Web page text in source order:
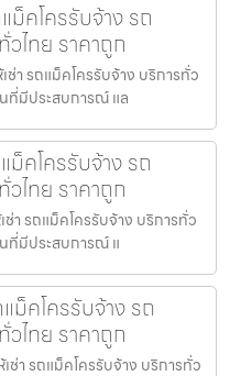
ม็คโครรับจ้าง รถ
ไทย ราคาถูก
ช่า รถแม็คโครรับจ้าง บริการทั่ว
ที่มีประสบการณ์ แล
ม็คโครรับจ้าง รถ
ไทย ราคาถูก
ช่า รถแม็คโครรับจ้าง บริการทั่ว
ที่มีประสบการณ์ แ
ม็คโครรับจ้าง รถ
ไทย ราคาถูก
ช่า รถแม็คโครรับจ้าง บริการทั่ว